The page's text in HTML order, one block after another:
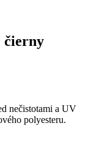
čierny
nečistotami a UV
polyesteru.